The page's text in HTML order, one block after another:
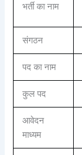
भर्ती का नाम
संगठन
पद का नाम
कुल पद
आवेदन
माध्यम